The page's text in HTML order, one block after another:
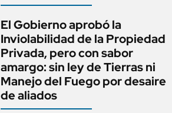
El Gobierno aprobó la
Inviolabilidad de la Propiedad
Privada, pero con sabor
amargo: sin ley de Tierras ni
Manejo del Fuego por desaire
de aliados